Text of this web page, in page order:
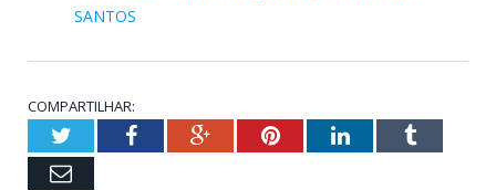
SANTOS
COMPARTILHAR:
TwitterFacebookGoogle+PinterestLinkedInTumblr
Email